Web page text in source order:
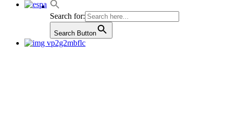
Search for:
Search Button